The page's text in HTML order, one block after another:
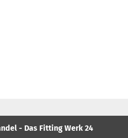
- Das Fitting Werk 24